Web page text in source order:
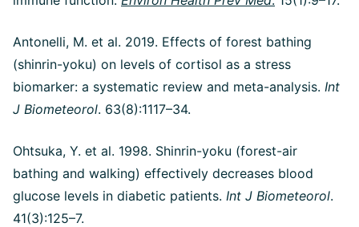
Antonelli, M. et al. 2019. Effects of forest bathing
(shinrin-yoku) on levels of cortisol as a stress
biomarker: a systematic review and meta-analysis. Int
J Biometeorol. 63(8):1117–34.
Ohtsuka, Y. et al. 1998. Shinrin-yoku (forest-air
bathing and walking) effectively decreases blood
glucose levels in diabetic patients. Int J Biometeorol.
41(3):125–7.